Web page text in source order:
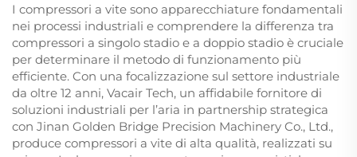
I compressori a vite sono apparecchiature fondamentali
nei processi industriali e comprendere la differenza tra
compressori a singolo stadio e a doppio stadio è cruciale
per determinare il metodo di funzionamento più
efficiente. Con una focalizzazione sul settore industriale
da oltre 12 anni, Vacair Tech, un affidabile fornitore di
soluzioni industriali per l’aria in partnership strategica
con Jinan Golden Bridge Precision Machinery Co., Ltd.,
produce compressori a vite di alta qualità, realizzati su